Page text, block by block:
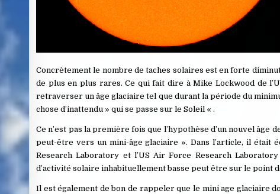
Concrètement le nombre de taches solaires est en forte
de plus en plus rares. Ce qui fait dire à Mike Lockwood de
retraverser un âge glaciaire tel que durant la période du
chose d’inattendu » qui se passe sur le Soleil « .
Ce n’est pas la première fois que l’hypothèse d’un nouvel
peut-être vers un mini-âge glaciaire ». Dans l’article, il était
Research Laboratory et l’US Air Force Research
d’activité solaire inhabituellement basse peut être sur le point
Il est également de bon de rappeler que le mini age glaciaire